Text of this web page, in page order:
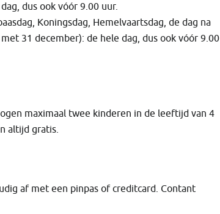
dus ook vóór 9.00 uur.
Koningsdag, Hemelvaartsdag, de dag na
31 december): de hele dag, dus ook vóór 9.00
maximaal twee kinderen in de leeftijd van 4
altijd gratis.
af met een pinpas of creditcard. Contant